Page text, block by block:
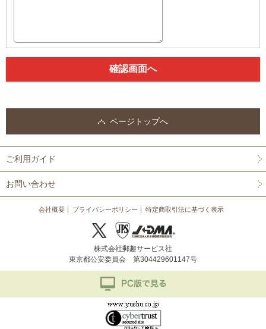
ページトップへ
ご利用ガイド
お問い合わせ
会社概要 プライバシーポリシー 特定商取引法に基づく表示
株式会社郵趣サービス社
東京都公安委員会 第304429601147号